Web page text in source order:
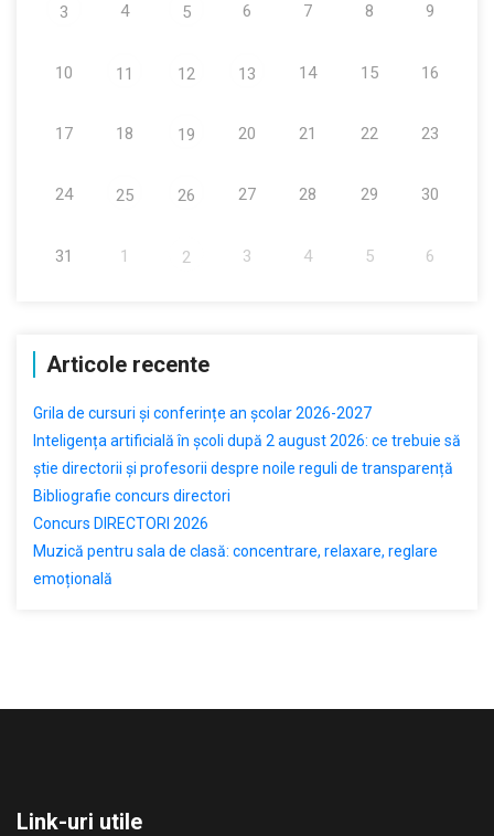
3 4 5 6 7 8 9
10 11 12 13 14 15 16
17 18 19 20 21 22 23
24 25 26 27 28 29 30
31 1 2 3 4 5 6
Articole recente
Grila de cursuri și conferințe an școlar 2026-2027
Inteligența artificială în școli după 2 august 2026: ce trebuie să
știe directorii și profesorii despre noile reguli de transparență
Bibliografie concurs directori
Concurs DIRECTORI 2026
Muzică pentru sala de clasă: concentrare, relaxare, reglare
emoțională
Link-uri utile